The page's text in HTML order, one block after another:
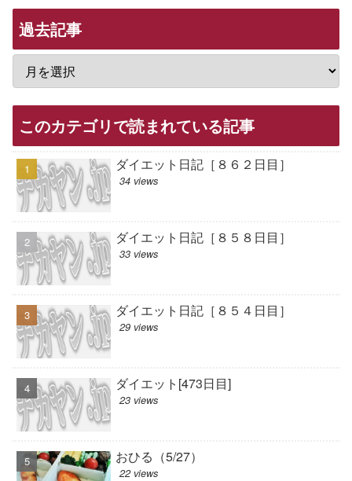
過去記事
このカテゴリで読まれている記事
ダイエット日記［８６２日目］
34 views
ダイエット日記［８５８日目］
33 views
ダイエット日記［８５４日目］
29 views
ダイエット[473日目]
23 views
おひる（5/27）
22 views